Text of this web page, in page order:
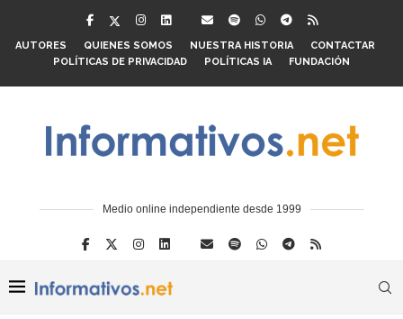
AUTORES QUIENES SOMOS NUESTRA HISTORIA
CONTACTAR
POLÍTICAS DE PRIVACIDAD
POLÍTICAS IA FUNDACIÓN
Medio online independiente desde 1999